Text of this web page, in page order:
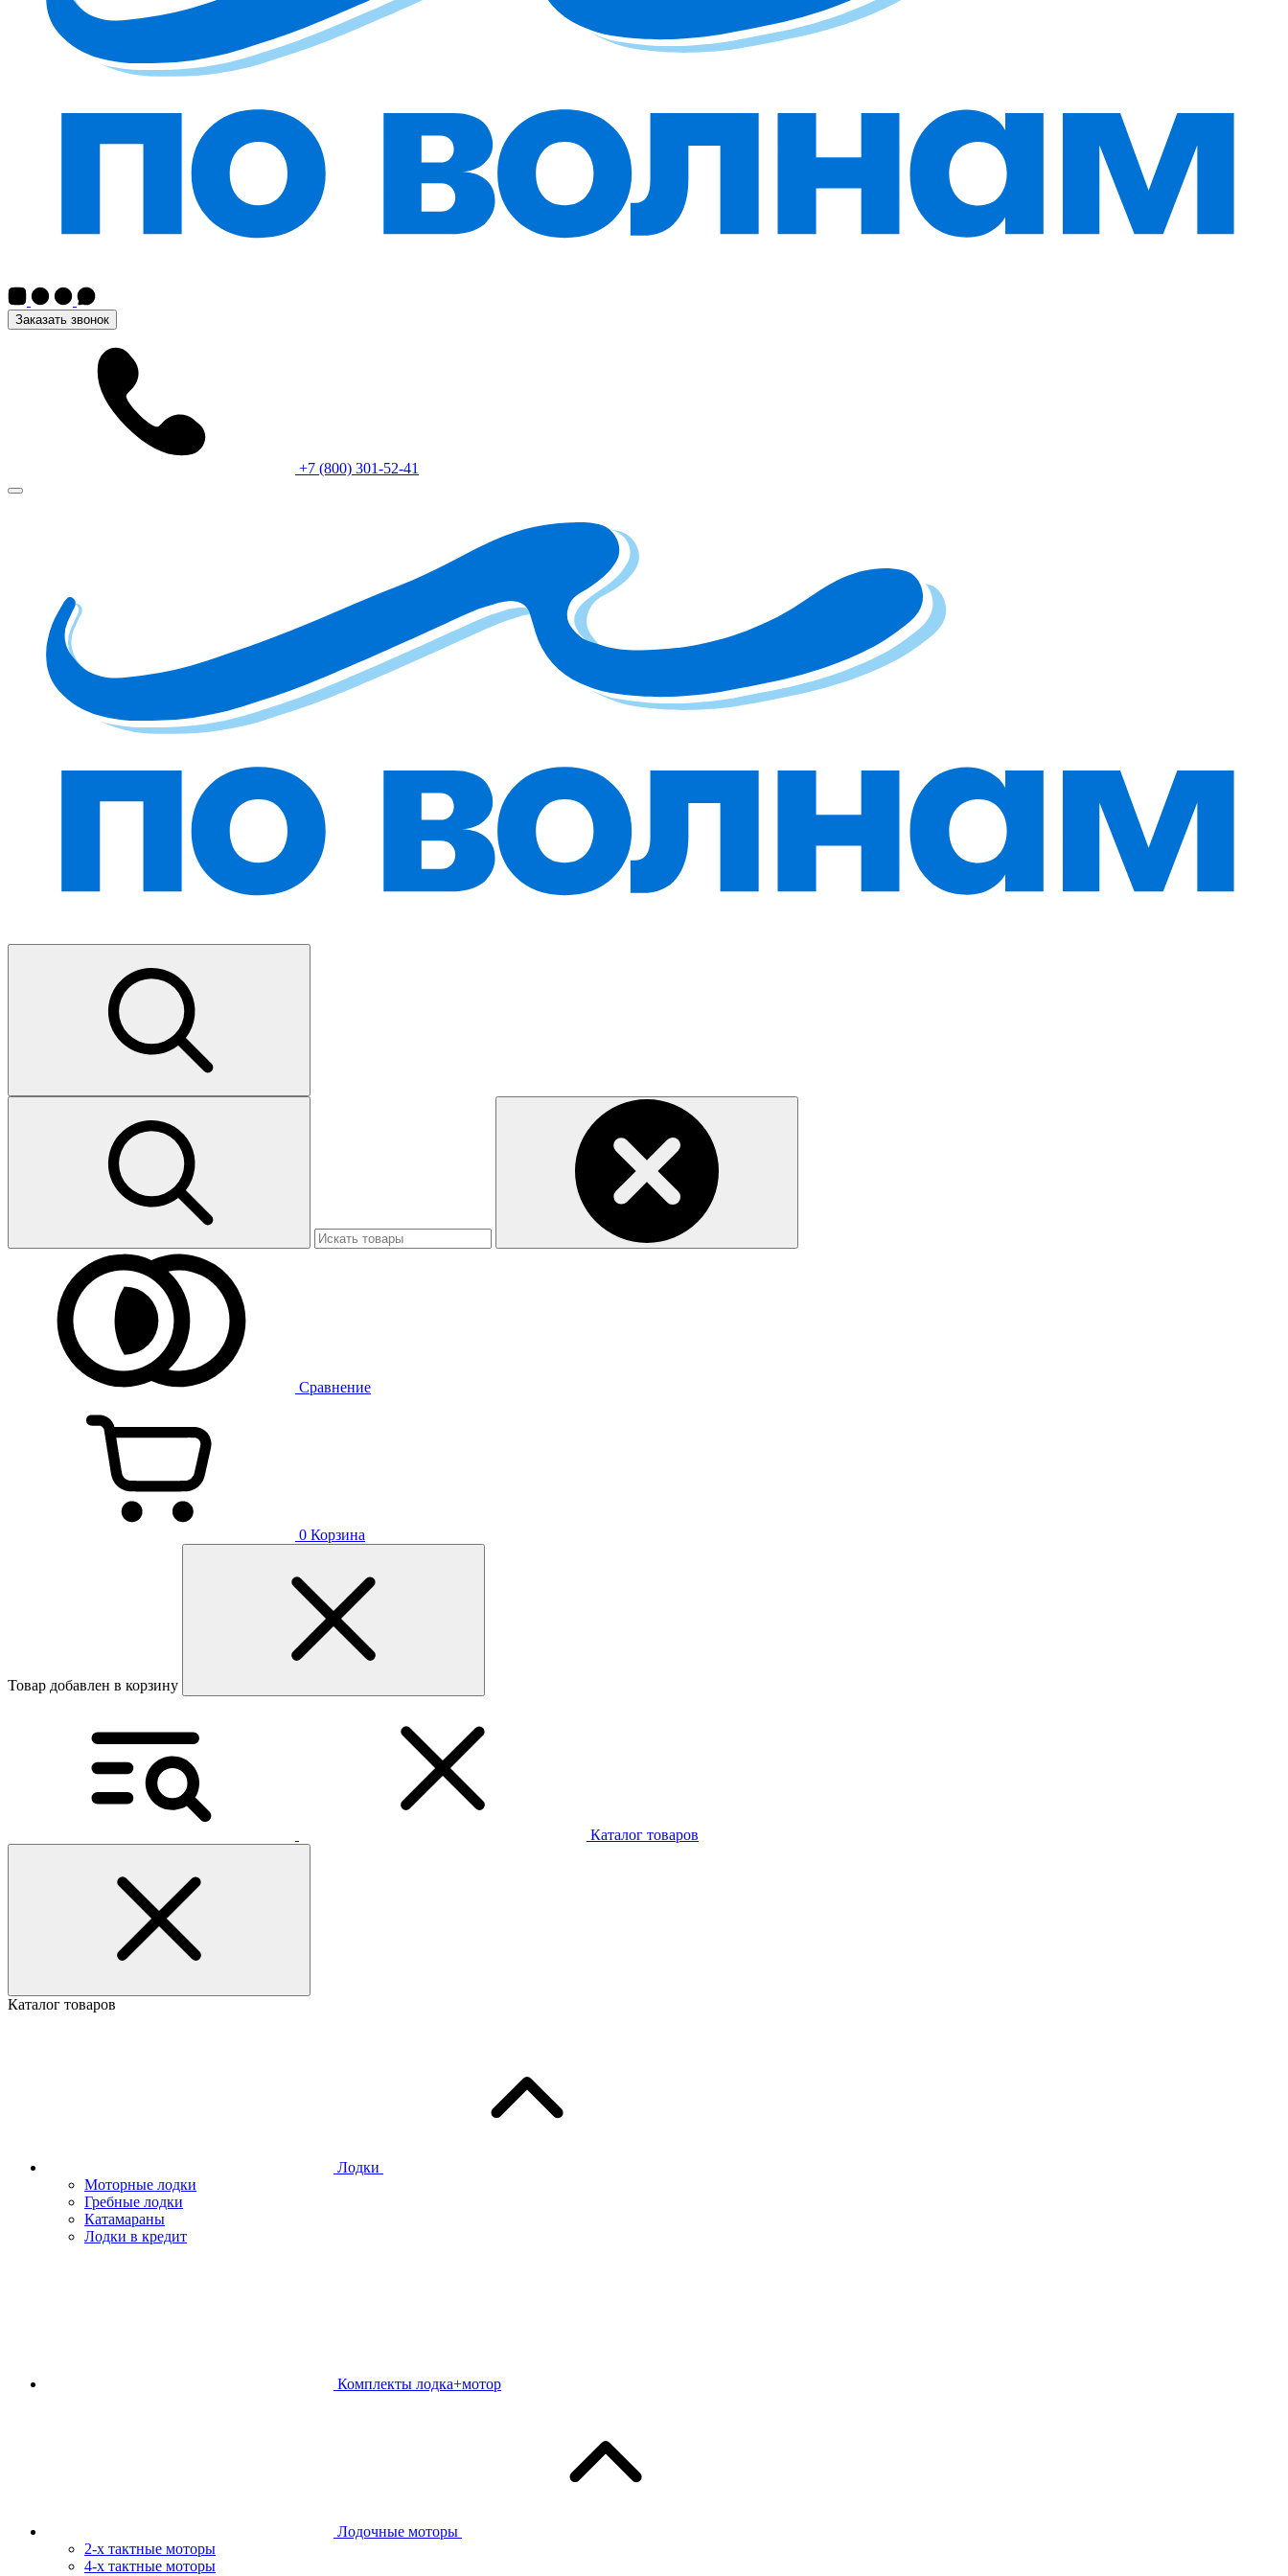
Заказать звонок
+7 (800) 301-52-41
Сравнение
0 Корзина
Товар добавлен в корзину
Каталог товаров
Каталог товаров
Лодки
Моторные лодки
Гребные лодки
Катамараны
Лодки в кредит
Комплекты лодка+мотор
Лодочные моторы
2-х тактные моторы
4-х тактные моторы